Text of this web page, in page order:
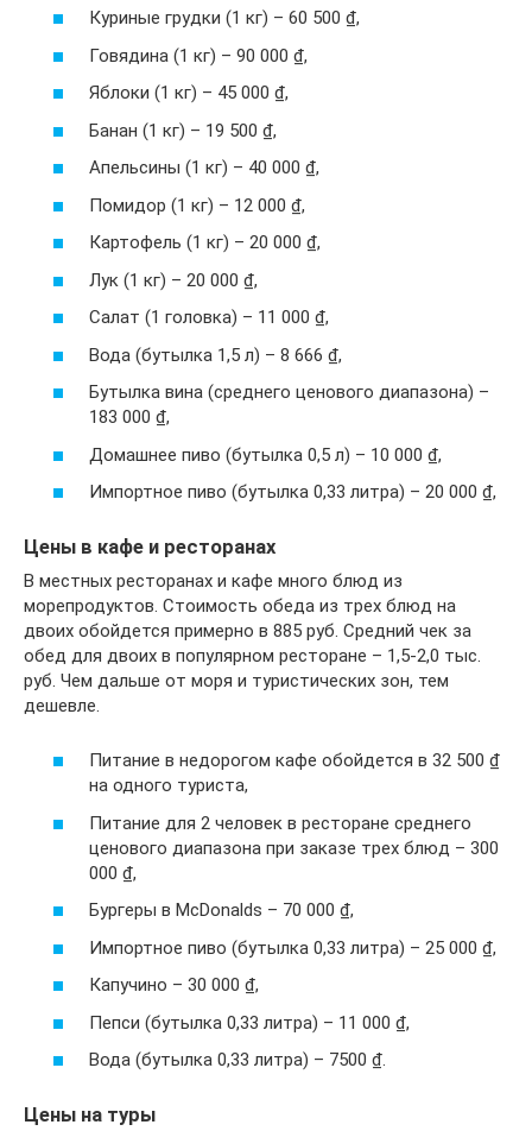
Куриные грудки (1 кг) – 60 500 ₫,
Говядина (1 кг) – 90 000 ₫,
Яблоки (1 кг) – 45 000 ₫,
Банан (1 кг) – 19 500 ₫,
Апельсины (1 кг) – 40 000 ₫,
Помидор (1 кг) – 12 000 ₫,
Картофель (1 кг) – 20 000 ₫,
Лук (1 кг) – 20 000 ₫,
Салат (1 головка) – 11 000 ₫,
Вода (бутылка 1,5 л) – 8 666 ₫,
Бутылка вина (среднего ценового диапазона) –
183 000 ₫,
Домашнее пиво (бутылка 0,5 л) – 10 000 ₫,
Импортное пиво (бутылка 0,33 литра) – 20 000 ₫,
Цены в кафе и ресторанах
В местных ресторанах и кафе много блюд из
морепродуктов. Стоимость обеда из трех блюд на
двоих обойдется примерно в 885 руб. Средний чек за
обед для двоих в популярном ресторане – 1,5-2,0 тыс.
руб. Чем дальше от моря и туристических зон, тем
дешевле.
Питание в недорогом кафе обойдется в 32 500 ₫
на одного туриста,
Питание для 2 человек в ресторане среднего
ценового диапазона при заказе трех блюд – 300
000 ₫,
Бургеры в McDonalds – 70 000 ₫,
Импортное пиво (бутылка 0,33 литра) – 25 000 ₫,
Капучино – 30 000 ₫,
Пепси (бутылка 0,33 литра) – 11 000 ₫,
Вода (бутылка 0,33 литра) – 7500 ₫.
Цены на туры